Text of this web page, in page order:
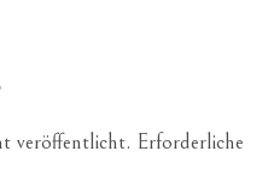
veröffentlicht. Erforderliche